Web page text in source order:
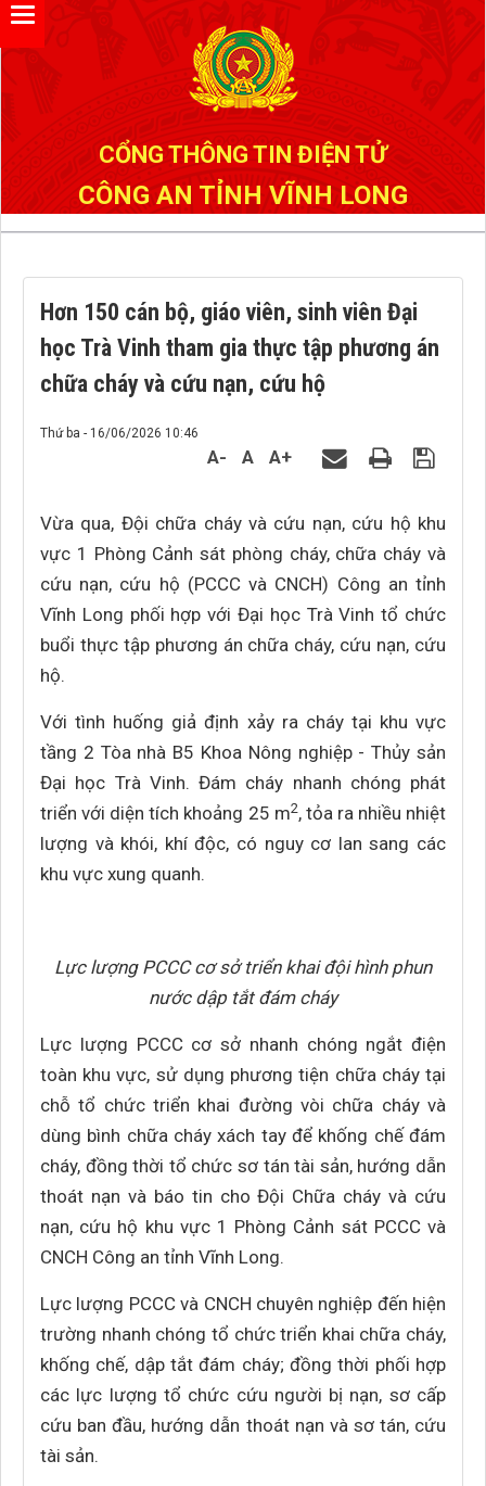
CỔNG THÔNG TIN ĐIỆN TỬ
CÔNG AN TỈNH VĨNH LONG
Hơn 150 cán bộ, giáo viên, sinh viên Đại
học Trà Vinh tham gia thực tập phương án
chữa cháy và cứu nạn, cứu hộ
Thứ ba - 16/06/2026 10:46
A- A A+
Vừa qua, Đội chữa cháy và cứu nạn, cứu hộ khu
vực 1 Phòng Cảnh sát phòng cháy, chữa cháy và
cứu nạn, cứu hộ (PCCC và CNCH) Công an tỉnh
Vĩnh Long phối hợp với Đại học Trà Vinh tổ chức
buổi thực tập phương án chữa cháy, cứu nạn, cứu
hộ.
Với tình huống giả định xảy ra cháy tại khu vực
tầng 2 Tòa nhà B5 Khoa Nông nghiệp - Thủy sản
Đại học Trà Vinh. Đám cháy nhanh chóng phát
triển với diện tích khoảng 25 m2, tỏa ra nhiều nhiệt
lượng và khói, khí độc, có nguy cơ lan sang các
khu vực xung quanh.
Lực lượng PCCC cơ sở triển khai đội hình phun
nước dập tắt đám cháy
Lực lượng PCCC cơ sở nhanh chóng ngắt điện
toàn khu vực, sử dụng phương tiện chữa cháy tại
chỗ tổ chức triển khai đường vòi chữa cháy và
dùng bình chữa cháy xách tay để khống chế đám
cháy, đồng thời tổ chức sơ tán tài sản, hướng dẫn
thoát nạn và báo tin cho Đội Chữa cháy và cứu
nạn, cứu hộ khu vực 1 Phòng Cảnh sát PCCC và
CNCH Công an tỉnh Vĩnh Long.
Lực lượng PCCC và CNCH chuyên nghiệp đến hiện
trường nhanh chóng tổ chức triển khai chữa cháy,
khống chế, dập tắt đám cháy; đồng thời phối hợp
các lực lượng tổ chức cứu người bị nạn, sơ cấp
cứu ban đầu, hướng dẫn thoát nạn và sơ tán, cứu
tài sản.